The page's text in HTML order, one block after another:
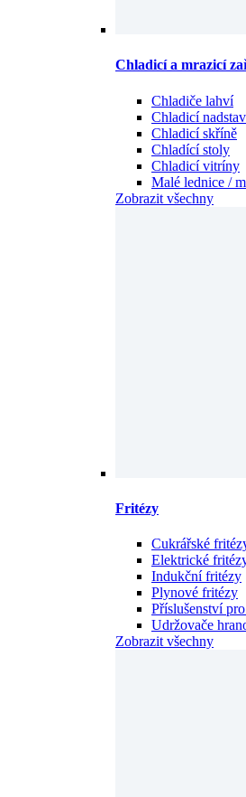
Chladicí a mrazicí
Chladiče lahví
Chladicí
Chladicí skříně
Chladící stoly
Chladicí vitríny
Malé lednice /
Zobrazit všechny
Fritézy
Cukrářské
Elektrické
Indukční fritézy
Plynové fritézy
Příslušenství
Udržovače
Zobrazit všechny